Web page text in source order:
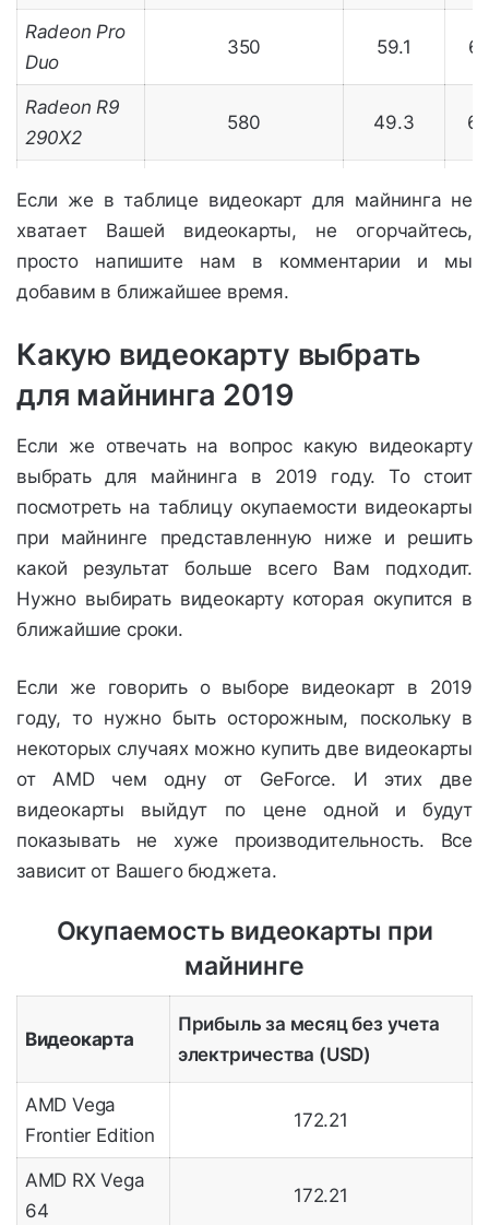
Radeon Pro
Duo
350 59.1
Radeon R9
290X2
580 49.3
Vega
Frontier
Edition
300 47.3
7990
Radeon R9
275
Radeon RX
580
150 26
Radeon RX
570
120 24
Если же в таблице видеокарт для майнинга не
хватает Вашей видеокарты, не огорчайтесь,
просто напишите нам в комментарии и мы
добавим в ближайшее время.
Какую видеокарту выбрать
для майнинга 2019
Если же отвечать на вопрос какую видеокарту
выбрать для майнинга в 2019 году. То стоит
посмотреть на таблицу окупаемости видеокарты
при майнинге представленную ниже и решить
какой результат больше всего Вам подходит.
Нужно выбирать видеокарту которая окупится в
ближайшие сроки.
Если же говорить о выборе видеокарт в 2019
году, то нужно быть осторожным, поскольку в
некоторых случаях можно купить две видеокарты
от AMD чем одну от GeForce. И этих две
видеокарты выйдут по цене одной и будут
показывать не хуже производительность. Все
зависит от Вашего бюджета.
Окупаемость видеокарты при
майнинге
Видеокарта
Прибыль за месяц без учета
электричества (USD)
AMD Vega
Frontier Edition
172.21
AMD RX Vega
64
172.21